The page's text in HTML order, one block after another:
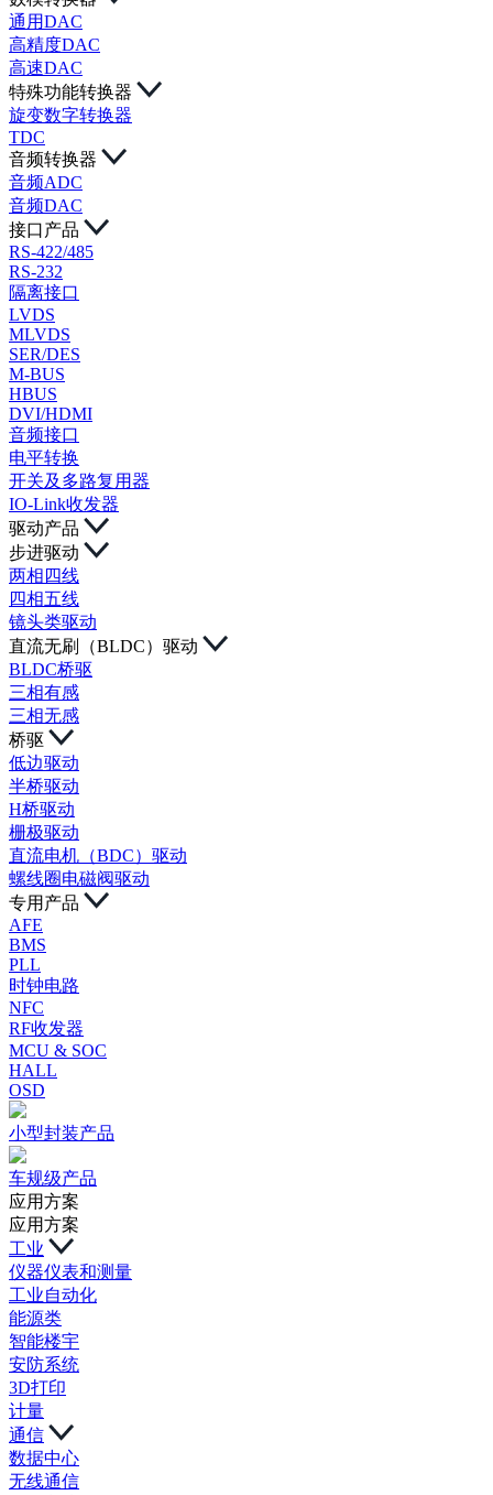
通用DAC
高精度DAC
高速DAC
特殊功能转换器
旋变数字转换器
TDC
音频转换器
音频ADC
音频DAC
接口产品
RS-422/485
RS-232
隔离接口
LVDS
MLVDS
SER/DES
M-BUS
HBUS
DVI/HDMI
音频接口
电平转换
开关及多路复用器
IO-Link收发器
驱动产品
步进驱动
两相四线
四相五线
镜头类驱动
直流无刷（BLDC）驱动
BLDC桥驱
三相有感
三相无感
桥驱
低边驱动
半桥驱动
H桥驱动
栅极驱动
直流电机（BDC）驱动
螺线圈电磁阀驱动
专用产品
AFE
BMS
PLL
时钟电路
NFC
RF收发器
MCU & SOC
HALL
OSD
小型封装产品
车规级产品
应用方案
应用方案
工业
仪器仪表和测量
工业自动化
能源类
智能楼宇
安防系统
3D打印
计量
通信
数据中心
无线通信